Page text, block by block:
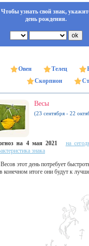
Чтобы узнать свой знак,
день рождения.
Овен Телец
Скорпион
Весы
(23 сентября - 22
на 4 мая 2021
на
знака
этот день потребует
конечном итоге они будут к